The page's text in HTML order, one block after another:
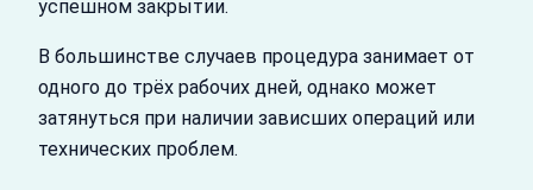
успешном закрытии.
В большинстве случаев процедура занимает от
одного до трёх рабочих дней, однако может
затянуться при наличии зависших операций или
технических проблем.